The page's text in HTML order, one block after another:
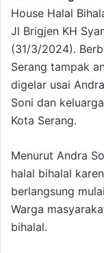
House Halal
Jl Brigjen KH
(31/3/2024).
Serang tampak
digelar usai
Soni dan
Kota Serang.
Menurut Andra
halal bihalal
berlangsung
Warga
bihalal.